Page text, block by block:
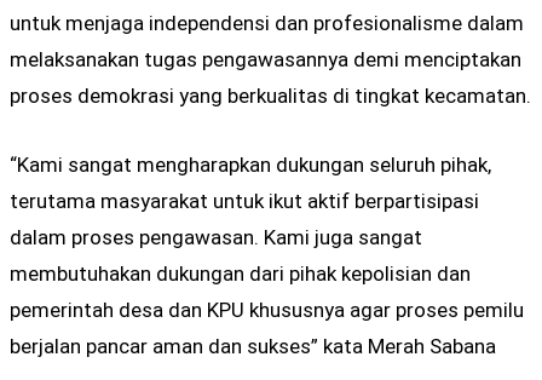
untuk menjaga independensi dan profesionalisme dalam
melaksanakan tugas pengawasannya demi menciptakan
proses demokrasi yang berkualitas di tingkat kecamatan.
“Kami sangat mengharapkan dukungan seluruh pihak,
terutama masyarakat untuk ikut aktif berpartisipasi
dalam proses pengawasan. Kami juga sangat
membutuhakan dukungan dari pihak kepolisian dan
pemerintah desa dan KPU khususnya agar proses pemilu
berjalan pancar aman dan sukses” kata Merah Sabana